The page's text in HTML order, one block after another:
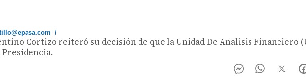
/
Cortizo reiteró su decisión de que la Unidad De Analisis Financiero